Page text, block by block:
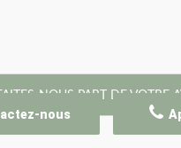
NOUS PART DE VOTRE
nous